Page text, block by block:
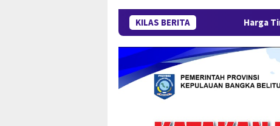
KILAS BERITAHarga Timah Turun,